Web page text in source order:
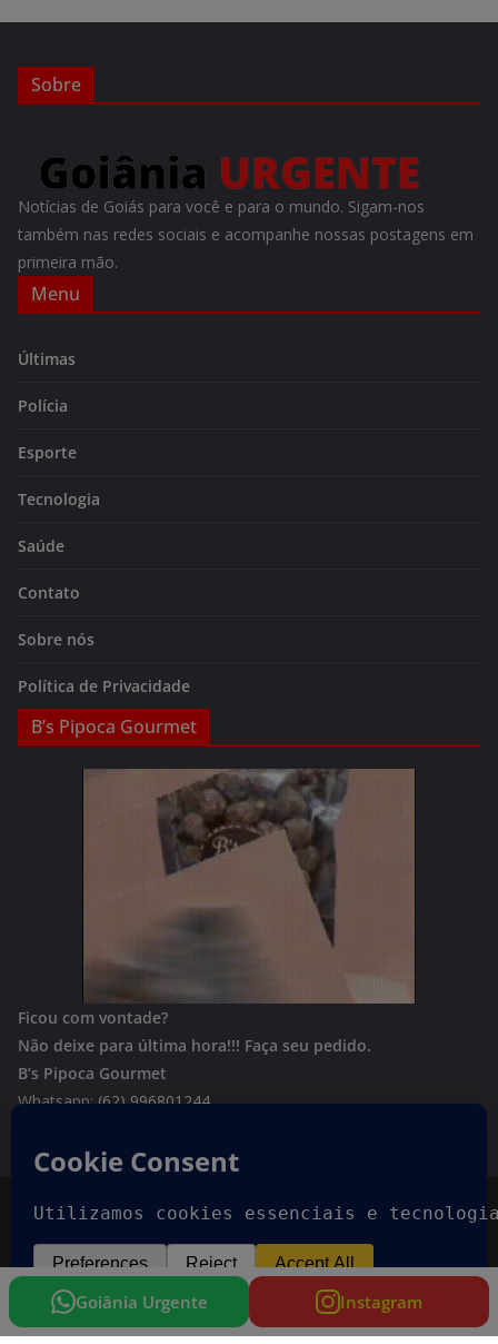
Sobre
Notícias de Goiás para você e para o mundo. Sigam-nos
também nas redes sociais e acompanhe nossas postagens em
primeira mão.
Menu
Últimas
Polícia
Esporte
Tecnologia
Saúde
Contato
Sobre nós
Política de Privacidade
B’s Pipoca Gourmet
Ficou com vontade?
Não deixe para última hora!!! Faça seu pedido.
B’s Pipoca Gourmet
Whatsapp:(62) 996801244
Copyright © 2026Goiania Urgente. Todos os direitos
reservados.
Tema:ColorMagpor ThemeGrill. Powered byWordPress
Goiânia Urgente Instagram